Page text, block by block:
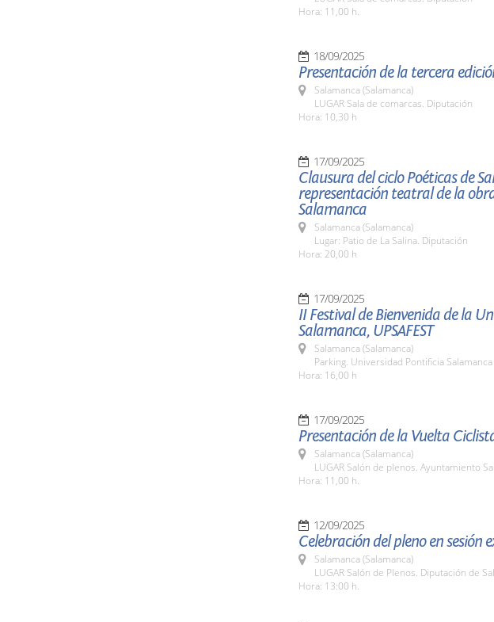
Hora: 11,00 h.
18/09/2025
Presentación de la tercera
Salamanca (Salamanca)
LUGAR Sala de comarcas. Diputación
Hora: 10,30 h
17/09/2025
Clausura del ciclo Poéticas de
representación teatral de la
Salamanca
Salamanca (Salamanca)
Lugar: Patio de La Salina. Diputación
Hora: 20,00 h
17/09/2025
II Festival de Bienvenida de la
Salamanca, UPSAFEST
Salamanca (Salamanca)
Parking. Universidad Pontificia Salamanca
Hora: 16,00 h
17/09/2025
Presentación de la Vuelta
Salamanca (Salamanca)
LUGAR Salón de plenos. Ayuntamiento
Hora: 11,00 h.
12/09/2025
Celebración del pleno en sesión
Salamanca (Salamanca)
LUGAR Salón de Plenos. Diputación de
Hora: 13:00 h.